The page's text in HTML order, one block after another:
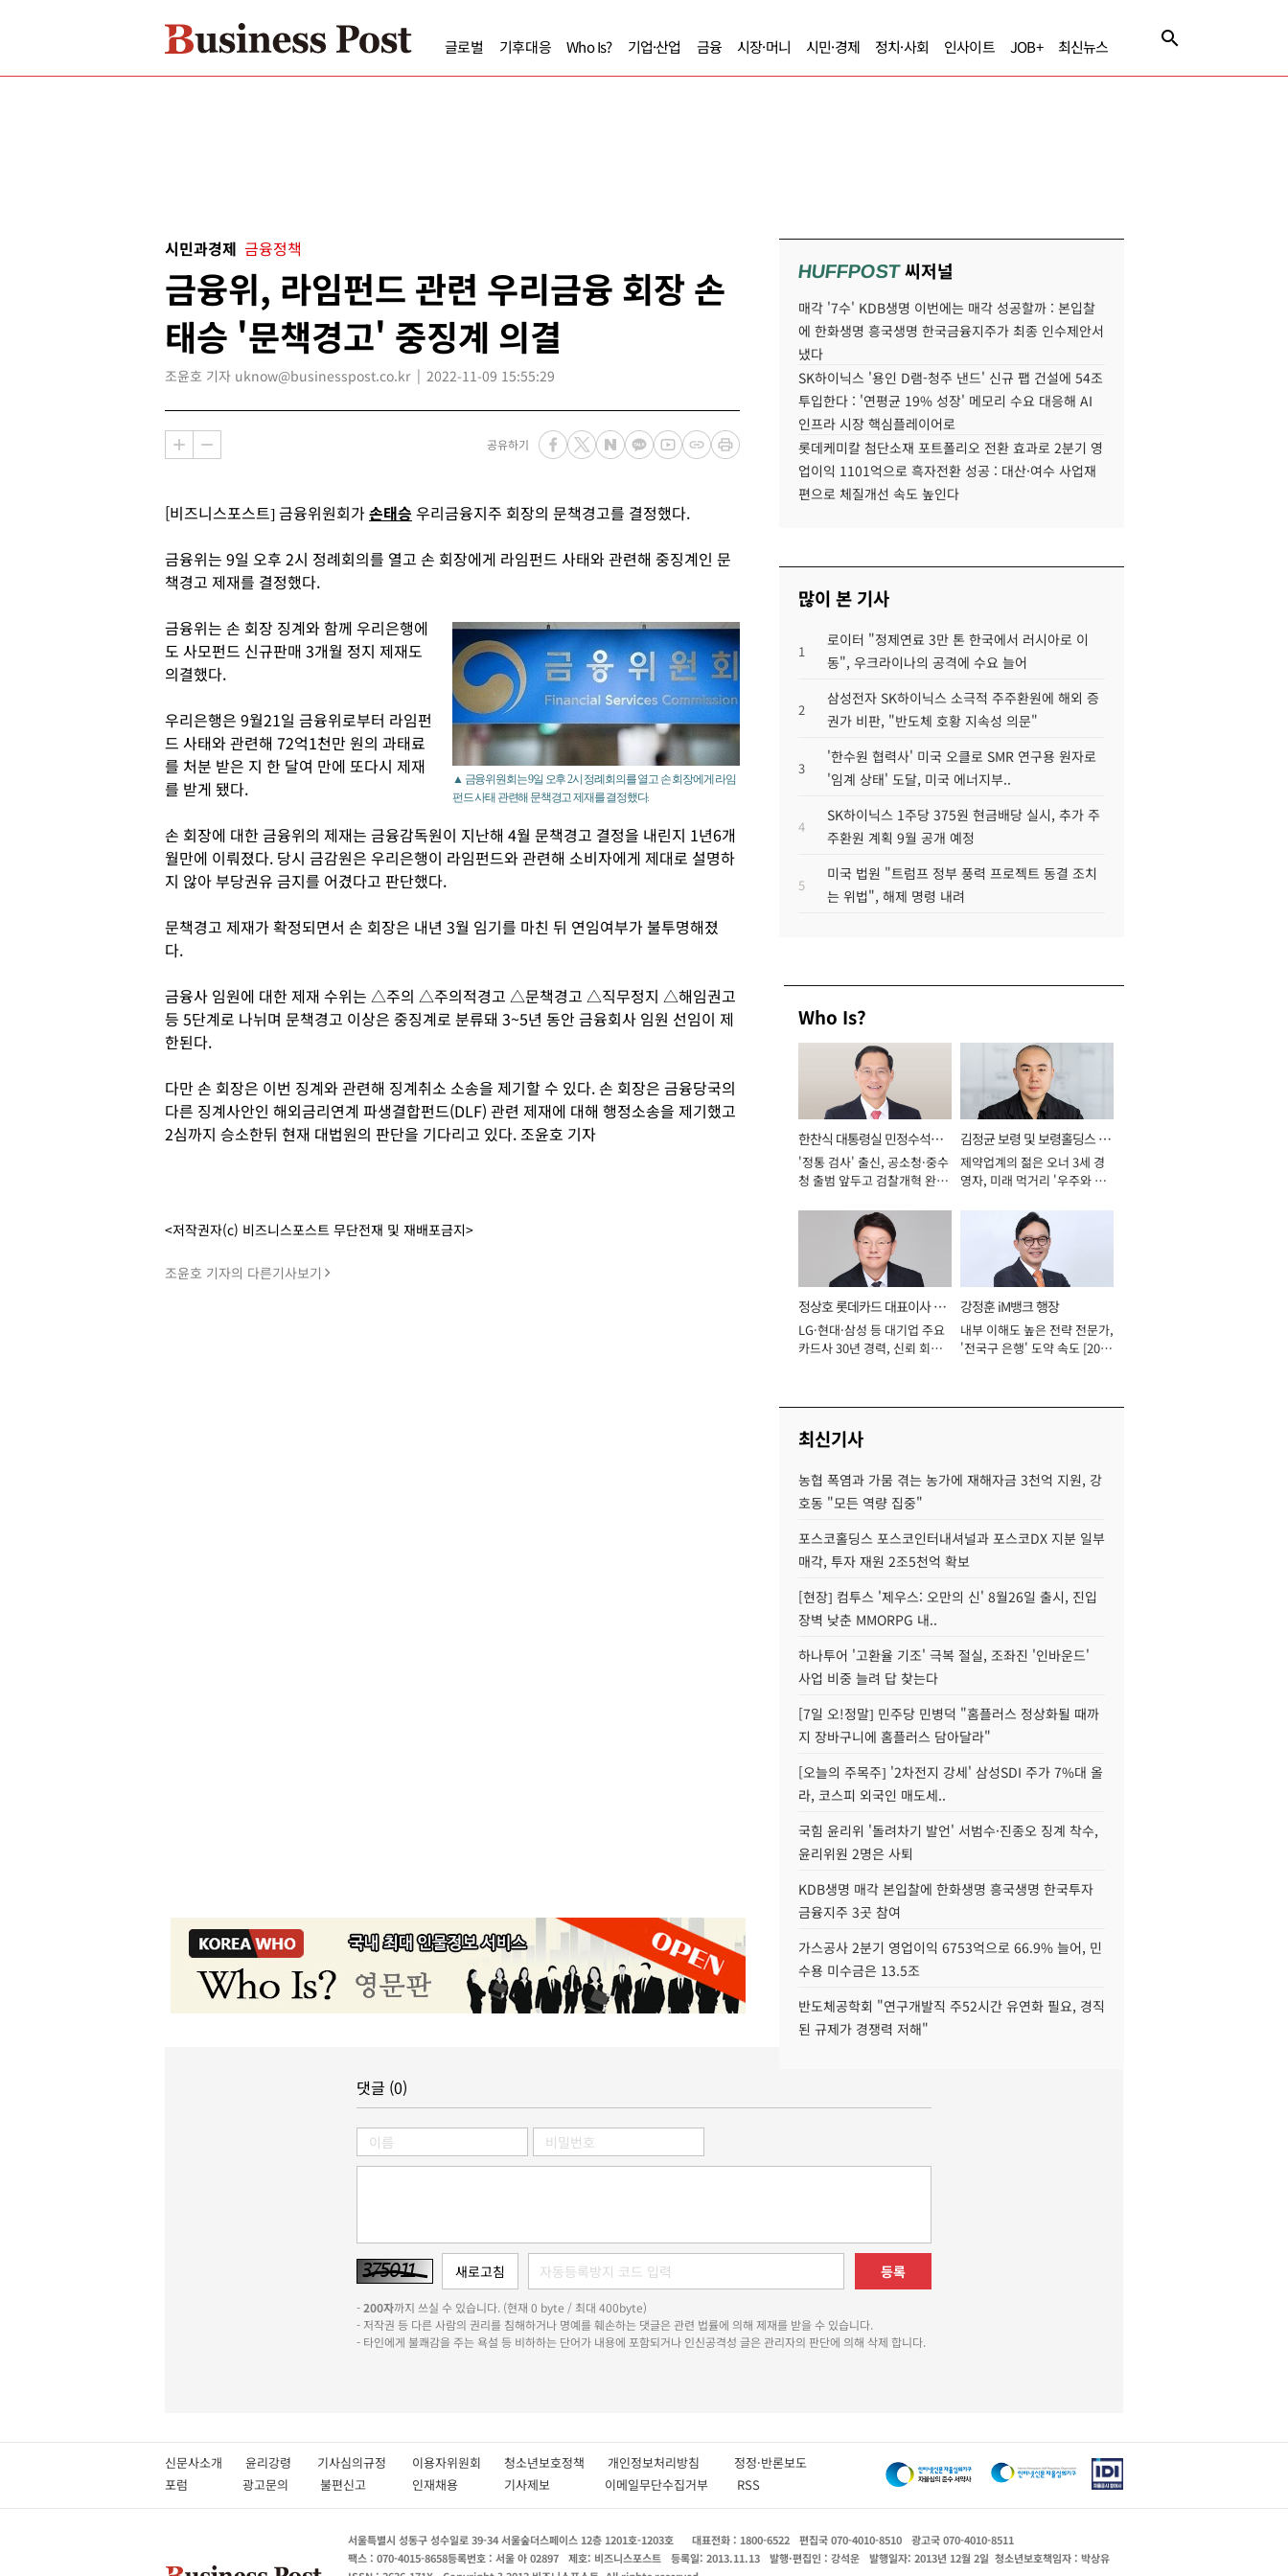
글로벌 기후대응 Who Is? 기업·산업 금융 시장·머니 시민·경제 정치·사회 인사이트 JOB+ 최신뉴스
시민과경제 금융정책
금융위, 라임펀드 관련 우리금융 회장 손
태승 '문책경고' 중징계 의결
조윤호 기자 uknow@businesspost.co.kr 2022-11-09 15:55:29
공유하기
[비즈니스포스트] 금융위원회가손태승 우리금융지주 회장의 문책경고를 결정했다.
금융위는 9일 오후 2시 정례회의를 열고 손 회장에게 라임펀드 사태와 관련해 중징계인 문
책경고 제재를 결정했다.
▲ 금융위원회는 9일 오후 2시 정례회의를 열고 손 회장에게 라임
펀드 사태 관련해 문책경고 제재를 결정했다.
금융위는 손 회장 징계와 함께 우리은행에
도 사모펀드 신규판매 3개월 정지 제재도
의결했다.
우리은행은 9월21일 금융위로부터 라임펀
드 사태와 관련해 72억1천만 원의 과태료
를 처분 받은 지 한 달여 만에 또다시 제재
를 받게 됐다.
손 회장에 대한 금융위의 제재는 금융감독원이 지난해 4월 문책경고 결정을 내린지 1년6개
월만에 이뤄졌다. 당시 금감원은 우리은행이 라임펀드와 관련해 소비자에게 제대로 설명하
지 않아 부당권유 금지를 어겼다고 판단했다.
문책경고 제재가 확정되면서 손 회장은 내년 3월 임기를 마친 뒤 연임여부가 불투명해졌
다.
금융사 임원에 대한 제재 수위는 △주의 △주의적경고 △문책경고 △직무정지 △해임권고
등 5단계로 나뉘며 문책경고 이상은 중징계로 분류돼 3~5년 동안 금융회사 임원 선임이 제
한된다.
다만 손 회장은 이번 징계와 관련해 징계취소 소송을 제기할 수 있다. 손 회장은 금융당국의
다른 징계사안인 해외금리연계 파생결합펀드(DLF) 관련 제재에 대해 행정소송을 제기했고
2심까지 승소한뒤 현재 대법원의 판단을 기다리고 있다. 조윤호 기자
<저작권자(c) 비즈니스포스트 무단전재 및 재배포금지>
조윤호 기자의 다른기사보기
HUFFPOST씨저널
매각 '7수' KDB생명 이번에는 매각 성공할까 : 본입찰
에 한화생명 흥국생명 한국금융지주가 최종 인수제안서
냈다
SK하이닉스 '용인 D램-청주 낸드' 신규 팹 건설에 54조
투입한다 : '연평균 19% 성장' 메모리 수요 대응해 AI
인프라 시장 핵심플레이어로
롯데케미칼 첨단소재 포트폴리오 전환 효과로 2분기 영
업이익 1101억으로 흑자전환 성공 : 대산·여수 사업재
편으로 체질개선 속도 높인다
많이 본 기사
1
로이터 "정제연료 3만 톤 한국에서 러시아로 이
동", 우크라이나의 공격에 수요 늘어
2
삼성전자 SK하이닉스 소극적 주주환원에 해외 증
권가 비판, "반도체 호황 지속성 의문"
3
'한수원 협력사' 미국 오클로 SMR 연구용 원자로
'임계 상태' 도달, 미국 에너지부..
4
SK하이닉스 1주당 375원 현금배당 실시, 추가 주
주환원 계획 9월 공개 예정
5
미국 법원 "트럼프 정부 풍력 프로젝트 동결 조치
는 위법", 해제 명령 내려
Who Is?
한찬식 대통령실 민정수석비
서관
'정통 검사' 출신, 공소청·중수
청 출범 앞두고 검찰개혁 완수
김정균 보령 및 보령홀딩스 대
표이사 사장
제약업계의 젊은 오너 3세 경
영자, 미래 먹거리 '우주와 헬
정상호 롯데카드 대표이사 사
장
LG·현대·삼성 등 대기업 주요
카드사 30년 경력, 신뢰 회복
강정훈 iM뱅크 행장
내부 이해도 높은 전략 전문가,
'전국구 은행' 도약 속도 [2026
최신기사
농협 폭염과 가뭄 겪는 농가에 재해자금 3천억 지원, 강
호동 "모든 역량 집중"
포스코홀딩스 포스코인터내셔널과 포스코DX 지분 일부
매각, 투자 재원 2조5천억 확보
[현장] 컴투스 '제우스: 오만의 신' 8월26일 출시, 진입
장벽 낮춘 MMORPG 내..
하나투어 '고환율 기조' 극복 절실, 조좌진 '인바운드'
사업 비중 늘려 답 찾는다
[7일 오!정말] 민주당 민병덕 "홈플러스 정상화될 때까
지 장바구니에 홈플러스 담아달라"
[오늘의 주목주] '2차전지 강세' 삼성SDI 주가 7%대 올
라, 코스피 외국인 매도세..
국힘 윤리위 '돌려차기 발언' 서범수·진종오 징계 착수,
윤리위원 2명은 사퇴
KDB생명 매각 본입찰에 한화생명 흥국생명 한국투자
금융지주 3곳 참여
가스공사 2분기 영업이익 6753억으로 66.9% 늘어, 민
수용 미수금은 13.5조
반도체공학회 "연구개발직 주52시간 유연화 필요, 경직
된 규제가 경쟁력 저해"
댓글 (0)
등록
-200자까지 쓰실 수 있습니다. (현재 0 byte / 최대 400byte)
- 저작권 등 다른 사람의 권리를 침해하거나 명예를 훼손하는 댓글은 관련 법률에 의해 제재를 받을 수 있습니다.
- 타인에게 불쾌감을 주는 욕설 등 비하하는 단어가 내용에 포함되거나 인신공격성 글은 관리자의 판단에 의해 삭제 합니다.
신문사소개 윤리강령 기사심의규정 이용자위원회 청소년보호정책 개인정보처리방침 정정·반론보도
포럼
광고문의 불편신고 인재채용 기사제보 이메일무단수집거부 RSS
서울특별시 성동구 성수일로 39-34 서울숲더스페이스 12층 1201호-1203호 대표전화 : 1800-6522 편집국 070-4010-8510
광고국 070-4010-8511
팩스 : 070-4015-8658등록번호 : 서울 아 02897 제호: 비즈니스포스트 등록일: 2013.11.13 발행·편집인 : 강석운 발행일자: 2013년 12월 2일 청소년보호책임자 : 박상유